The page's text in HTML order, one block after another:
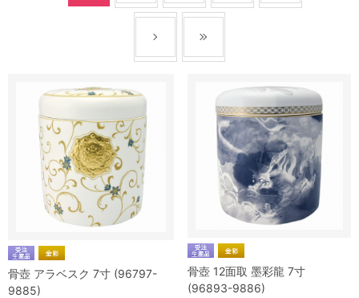
骨壺 アラベスク 7寸 (96797-
9885)
骨壺 12面取 墨彩龍 7寸
(96893-9886)